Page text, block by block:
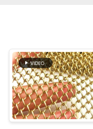
つ
い
て
工